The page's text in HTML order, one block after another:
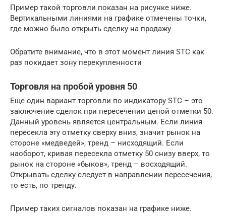
Пример такой торговли показан на рисунке ниже.
Вертикальными линиями на графике отмечены точки,
где можно было открыть сделку на продажу
Обратите внимание, что в этот момент линия STC как
раз покидает зону перекупленности
Торговля на пробой уровня 50
Еще один вариант торговли по индикатору STC – это
заключение сделок при пересечении ценой отметки 50.
Данный уровень является центральным. Если линия
пересекла эту отметку сверху вниз, значит рынок на
стороне «медведей», тренд – нисходящий. Если
наоборот, кривая пересекла отметку 50 снизу вверх, то
рынок на стороне «быков», тренд – восходящий.
Открывать сделку следует в направлении пересечения,
то есть, по тренду.
Пример таких сигналов показан на графике ниже.